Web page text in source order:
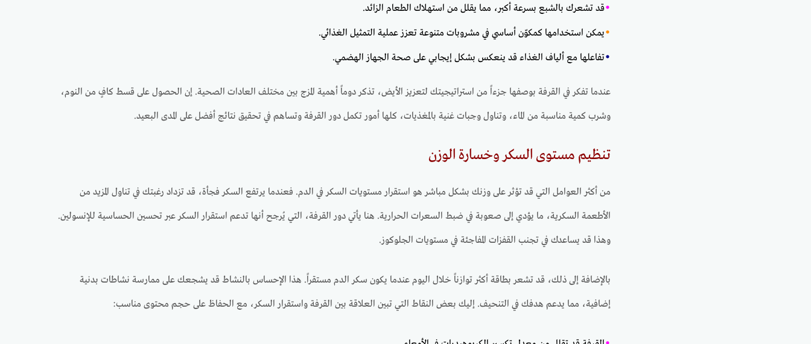
•قد تشعرك بالشبع بسرعة أكبر، مما يقلل من استهلاك الطعام الزائد.
•يمكن استخدامها كمكوّن أساسي في مشروبات متنوعة تعزز عملية التمثيل الغذائي.
•تفاعلها مع ألياف الغذاء قد ينعكس بشكل إيجابي على صحة الجهاز الهضمي.
عندما تفكر في القرفة بوصفها جزءاً من استراتيجيتك لتعزيز الأيض، تذكر دوماً أهمية المزج بين مختلف العادات الصحية. إن الحصول على قسط كافٍ من النوم،
وشرب كمية مناسبة من الماء، وتناول وجبات غنية بالمغذيات، كلها أمور تكمل دور القرفة وتساهم في تحقيق نتائج أفضل على المدى البعيد.
تنظيم مستوى السكر وخسارة الوزن
من أكثر العوامل التي قد تؤثر على وزنك بشكل مباشر هو استقرار مستويات السكر في الدم. فعندما يرتفع السكر فجأة، قد تزداد رغبتك في تناول المزيد من
الأطعمة السكرية، ما يؤدي إلى صعوبة في ضبط السعرات الحرارية. هنا يأتي دور القرفة، التي يُرجح أنها تدعم استقرار السكر عبر تحسين الحساسية للإنسولين.
وهذا قد يساعدك في تجنب القفزات المفاجئة في مستويات الجلوكوز.
بالإضافة إلى ذلك، قد تشعر بطاقة أكثر توازناً خلال اليوم عندما يكون سكر الدم مستقراً. هذا الإحساس بالنشاط قد يشجعك على ممارسة نشاطات بدنية
إضافية، مما يدعم هدفك في التنحيف. إليك بعض النقاط التي تبين العلاقة بين القرفة واستقرار السكر، مع الحفاظ على حجم محتوى مناسب: